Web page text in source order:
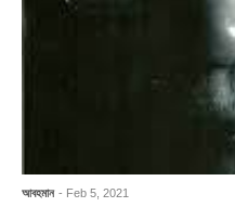
আবহমান - Feb 5, 2021